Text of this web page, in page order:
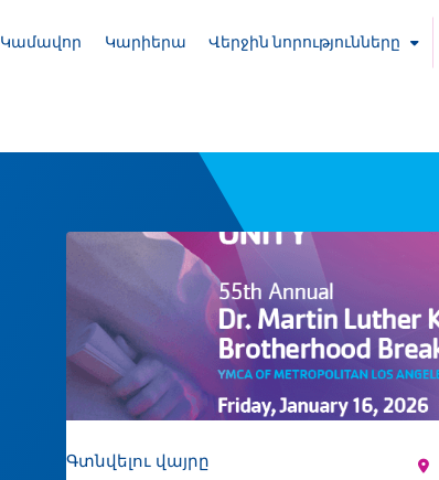
Կամավոր Կարիերա Վերջին նորությունները
Գտնվելու վայրը